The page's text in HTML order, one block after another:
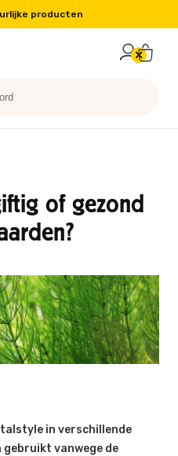
vanaf €49,-
of gezond
in verschillende
vanwege de